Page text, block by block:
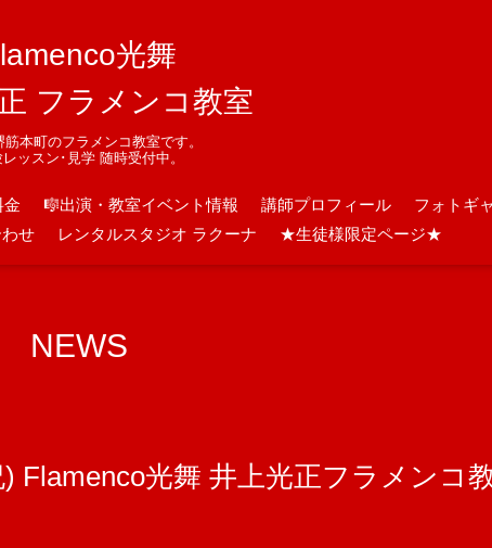
光舞
フラメンコ教室
筋本町のフラメンコ教室です。
ッスン･見学 随時受付中。
金 🎼出演・教室イベント情報 講師プロフィール
フォトギ
せ レンタルスタジオ ラクーナ ★生徒様限定ページ★
NEWS
) Flamenco光舞 井上光正フラメンコ